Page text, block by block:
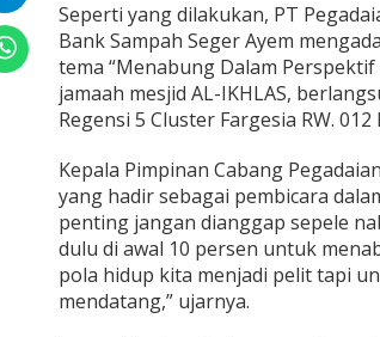
Seperti yang dilakukan, PT
Bank Sampah Seger Ayem
tema “Menabung Dalam
jamaah mesjid AL-IKHLAS,
Regensi 5 Cluster Fargesia RW.
Kepala Pimpinan Cabang
yang hadir sebagai pembicara
penting jangan dianggap sepele
dulu di awal 10 persen untuk
pola hidup kita menjadi pelit tapi
mendatang,” ujarnya.